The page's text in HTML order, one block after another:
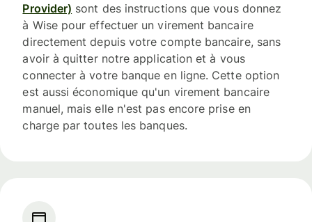
Provider) sont des instructions que vous donnez
à Wise pour effectuer un virement bancaire
directement depuis votre compte bancaire, sans
avoir à quitter notre application et à vous
connecter à votre banque en ligne. Cette option
est aussi économique qu'un virement bancaire
manuel, mais elle n'est pas encore prise en
charge par toutes les banques.